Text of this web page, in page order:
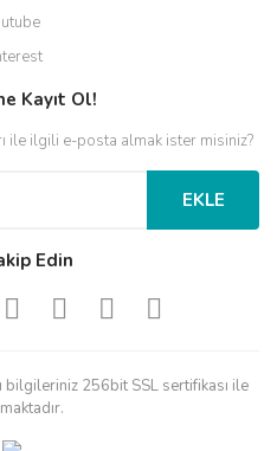
Kayıt Ol!
ile ilgili e-posta almak ister misiniz?
EKLE
Edin
bilgileriniz 256bit SSL sertifikası ile